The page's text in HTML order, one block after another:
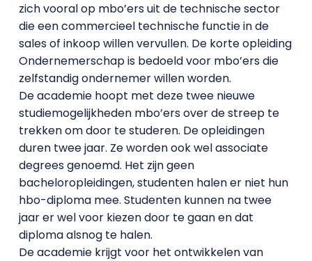
zich vooral op mbo’ers uit de technische sector
die een commercieel technische functie in de
sales of inkoop willen vervullen. De korte opleiding
Ondernemerschap is bedoeld voor mbo’ers die
zelfstandig ondernemer willen worden.
De academie hoopt met deze twee nieuwe
studiemogelijkheden mbo’ers over de streep te
trekken om door te studeren. De opleidingen
duren twee jaar. Ze worden ook wel associate
degrees genoemd. Het zijn geen
bacheloropleidingen, studenten halen er niet hun
hbo-diploma mee. Studenten kunnen na twee
jaar er wel voor kiezen door te gaan en dat
diploma alsnog te halen.
De academie krijgt voor het ontwikkelen van